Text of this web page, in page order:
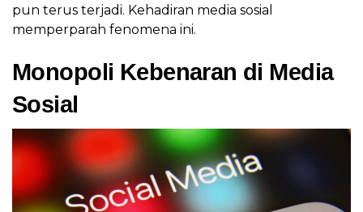
pun terus terjadi. Kehadiran media sosial
memperparah fenomena ini.
Monopoli Kebenaran di Media
Sosial